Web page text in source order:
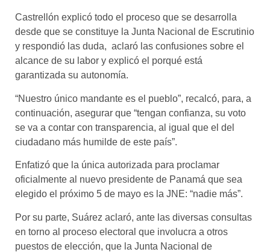
Castrellón explicó todo el proceso que se desarrolla
desde que se constituye la Junta Nacional de Escrutinio
y respondió las duda, aclaró las confusiones sobre el
alcance de su labor y explicó el porqué está
garantizada su autonomía.
“Nuestro único mandante es el pueblo”, recalcó, para, a
continuación, asegurar que “tengan confianza, su voto
se va a contar con transparencia, al igual que el del
ciudadano más humilde de este país”.
Enfatizó que la única autorizada para proclamar
oficialmente al nuevo presidente de Panamá que sea
elegido el próximo 5 de mayo es la JNE: “nadie más”.
Por su parte, Suárez aclaró, ante las diversas consultas
en torno al proceso electoral que involucra a otros
puestos de elección, que la Junta Nacional de